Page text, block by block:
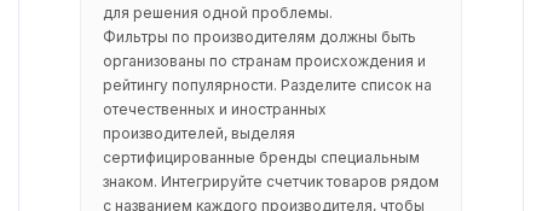
для решения одной проблемы.
Фильтры по производителям должны быть
организованы по странам происхождения и
рейтингу популярности. Разделите список на
отечественных и иностранных
производителей, выделяя
сертифицированные бренды специальным
знаком. Интегрируйте счетчик товаров рядом
с названием каждого производителя, чтобы